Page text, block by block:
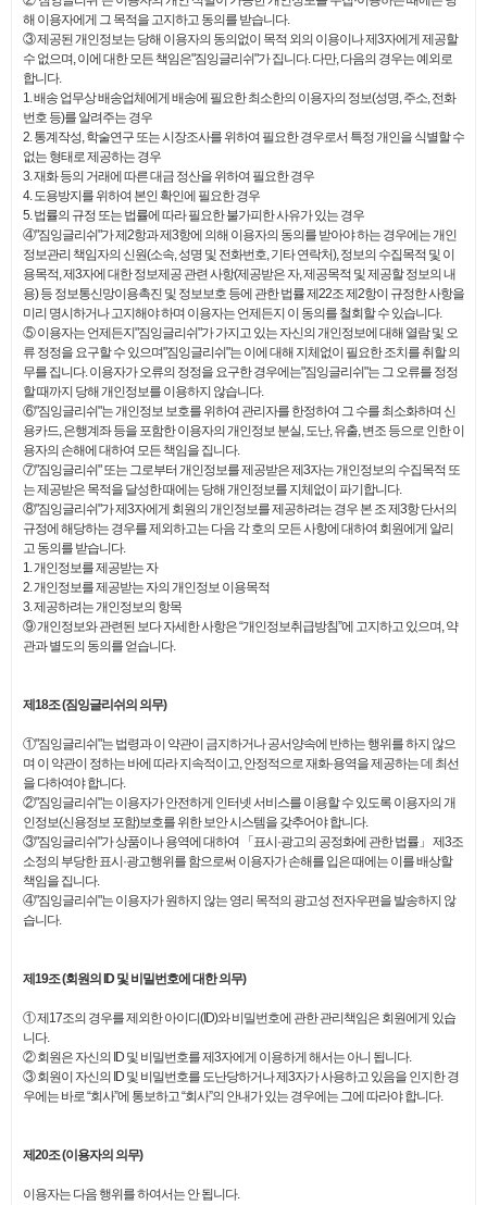
해 이용자에게 그 목적을 고지하고 동의를 받습니다.
③ 제공된 개인정보는 당해 이용자의 동의없이 목적 외의 이용이나 제3자에게 제공할
수 없으며, 이에 대한 모든 책임은"짐잉글리쉬"가 집니다. 다만, 다음의 경우는 예외로
합니다.
1. 배송 업무상 배송업체에게 배송에 필요한 최소한의 이용자의 정보(성명, 주소, 전화
번호 등)를 알려주는 경우
2. 통계작성, 학술연구 또는 시장조사를 위하여 필요한 경우로서 특정 개인을 식별할 수
없는 형태로 제공하는 경우
3. 재화 등의 거래에 따른 대금 정산을 위하여 필요한 경우
4. 도용방지를 위하여 본인 확인에 필요한 경우
5. 법률의 규정 또는 법률에 따라 필요한 불가피한 사유가 있는 경우
④"짐잉글리쉬"가 제2항과 제3항에 의해 이용자의 동의를 받아야 하는 경우에는 개인
정보관리 책임자의 신원(소속, 성명 및 전화번호, 기타 연락처), 정보의 수집목적 및 이
용목적, 제3자에 대한 정보제공 관련 사항(제공받은 자, 제공목적 및 제공할 정보의 내
용) 등 정보통신망이용촉진 및 정보보호 등에 관한 법률 제22조 제2항이 규정한 사항을
미리 명시하거나 고지해야 하며 이용자는 언제든지 이 동의를 철회할 수 있습니다.
⑤ 이용자는 언제든지"짐잉글리쉬"가 가지고 있는 자신의 개인정보에 대해 열람 및 오
류 정정을 요구할 수 있으며"짐잉글리쉬"는 이에 대해 지체없이 필요한 조치를 취할 의
무를 집니다. 이용자가 오류의 정정을 요구한 경우에는"짐잉글리쉬"는 그 오류를 정정
할 때까지 당해 개인정보를 이용하지 않습니다.
⑥"짐잉글리쉬"는 개인정보 보호를 위하여 관리자를 한정하여 그 수를 최소화하며 신
용카드, 은행계좌 등을 포함한 이용자의 개인정보 분실, 도난, 유출, 변조 등으로 인한 이
용자의 손해에 대하여 모든 책임을 집니다.
⑦"짐잉글리쉬" 또는 그로부터 개인정보를 제공받은 제3자는 개인정보의 수집목적 또
는 제공받은 목적을 달성한 때에는 당해 개인정보를 지체없이 파기합니다.
⑧"짐잉글리쉬"가 제3자에게 회원의 개인정보를 제공하려는 경우 본 조 제3항 단서의
규정에 해당하는 경우를 제외하고는 다음 각 호의 모든 사항에 대하여 회원에게 알리
고 동의를 받습니다.
1. 개인정보를 제공받는 자
2. 개인정보를 제공받는 자의 개인정보 이용목적
3. 제공하려는 개인정보의 항목
⑨ 개인정보와 관련된 보다 자세한 사항은 “개인정보취급방침”에 고지하고 있으며, 약
관과 별도의 동의를 얻습니다.
제18조 (짐잉글리쉬의 의무)
①"짐잉글리쉬"는 법령과 이 약관이 금지하거나 공서양속에 반하는 행위를 하지 않으
며 이 약관이 정하는 바에 따라 지속적이고, 안정적으로 재화·용역을 제공하는 데 최선
을 다하여야 합니다.
②"짐잉글리쉬"는 이용자가 안전하게 인터넷 서비스를 이용할 수 있도록 이용자의 개
인정보(신용정보 포함)보호를 위한 보안 시스템을 갖추어야 합니다.
③"짐잉글리쉬"가 상품이나 용역에 대하여 「표시·광고의 공정화에 관한 법률」 제3조
소정의 부당한 표시·광고행위를 함으로써 이용자가 손해를 입은 때에는 이를 배상할
책임을 집니다.
④"짐잉글리쉬"는 이용자가 원하지 않는 영리 목적의 광고성 전자우편을 발송하지 않
습니다.
제19조 (회원의 ID 및 비밀번호에 대한 의무)
① 제17조의 경우를 제외한 아이디(ID)와 비밀번호에 관한 관리책임은 회원에게 있습
니다.
② 회원은 자신의 ID 및 비밀번호를 제3자에게 이용하게 해서는 아니 됩니다.
③ 회원이 자신의 ID 및 비밀번호를 도난당하거나 제3자가 사용하고 있음을 인지한 경
우에는 바로 “회사”에 통보하고 “회사”의 안내가 있는 경우에는 그에 따라야 합니다.
제20조 (이용자의 의무)
이용자는 다음 행위를 하여서는 안 됩니다.